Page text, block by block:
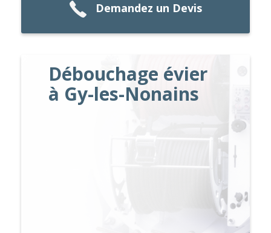
Demandez un Devis
Débouchage évier
à Gy-les-Nonains